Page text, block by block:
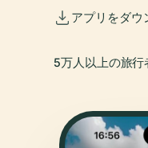
アプリをダウ
5万人以上の旅行